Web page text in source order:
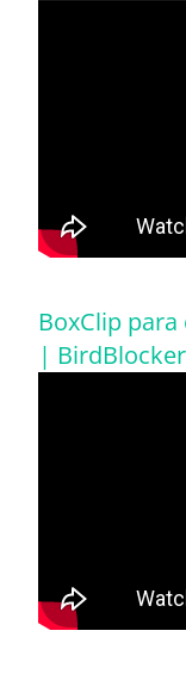
BoxClip
| BirdBlocker